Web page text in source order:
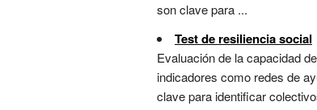
son clave para ...
Test de resiliencia social
Evaluación de la capacidad
indicadores como redes de
clave para identificar